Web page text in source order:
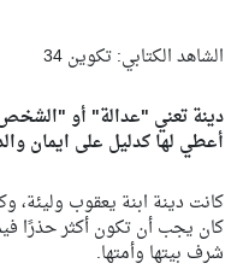
الشاهد الكتابي: تكوين 34
دينة تعني "عدالة" أو
أعطي لها كدليل على ايمان
كانت دينة ابنة يعقوب وليئة،
كان يجب أن تكون أكثر حذرًا
شرف بيتها وأمتها.